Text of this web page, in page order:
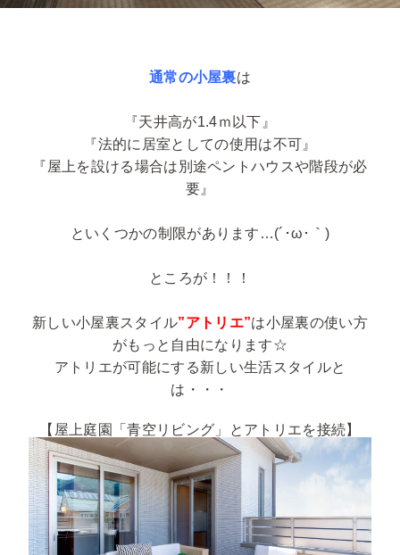
通常の小屋裏は
『天井高が1.4ｍ以下』
『法的に居室としての使用は不可』
『屋上を設ける場合は別途ペントハウスや階段が必
要』
といくつかの制限があります…(´･ω･｀)
ところが！！！
新しい小屋裏スタイル”アトリエ”は小屋裏の使い方
がもっと自由になります☆
アトリエが可能にする新しい生活スタイルと
は・・・
【屋上庭園「青空リビング」とアトリエを接続】